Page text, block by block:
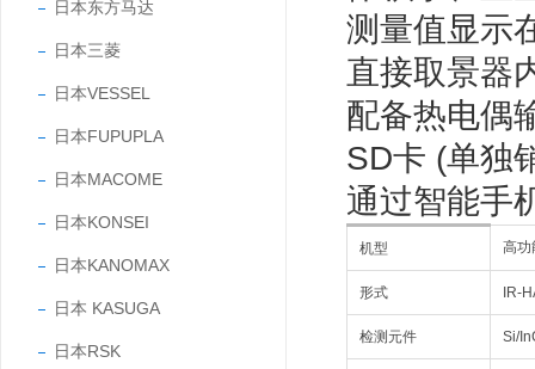
日本东方马达
日本三菱
日本VESSEL
日本FUPUPLA
日本MACOME
日本KONSEI
日本KANOMAX
日本 KASUGA
日本RSK
测量值显示
直接取景器
配备热电偶
SD卡 (单独
通过智能手
机型 高功
形式 IR-
检测元件 Si/